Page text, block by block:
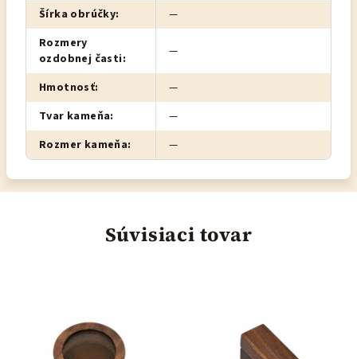
Šírka obrúčky:
—
Rozmery
ozdobnej časti: —
Hmotnosť:
—
Tvar kameňa:
—
Rozmer kameňa: —
Súvisiaci tovar